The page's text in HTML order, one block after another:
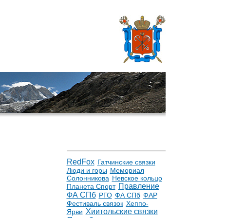
RedFox Гатчинские связки
Люди и горы Мемориал
Солонникова Невское кольцо
Планета Спорт Правление
ФА СПб РГО ФА СПб ФАР
Фестиваль связок Хеппо-
Ярви Хиитольские связки